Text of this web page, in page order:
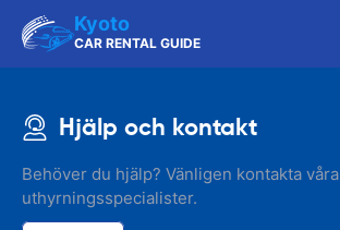
Kyoto
CAR RENTAL GUIDE
Hjälp och kontakt
Behöver du hjälp? Vänligen kontakta våra
uthyrningsspecialister.